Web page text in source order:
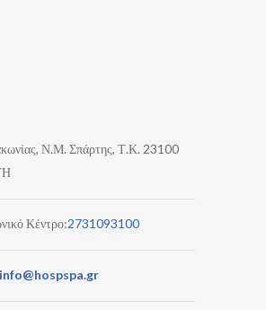
Ν.Μ. Σπάρτης, Τ.Κ. 23100
Κέντρο:2731093100
info@hospspa.gr